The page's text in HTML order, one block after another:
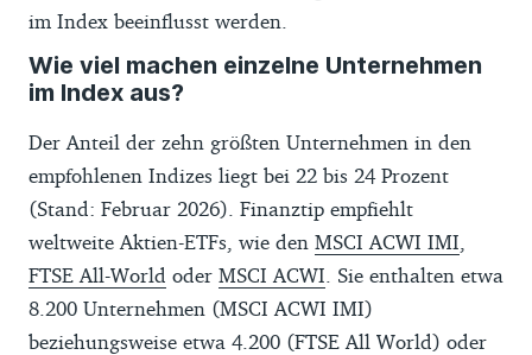
im Index beeinflusst werden.
Wie viel machen einzelne Unternehmen
im Index aus?
Der Anteil der zehn größten Unternehmen in den
empfohlenen Indizes liegt bei 22 bis 24 Prozent
(Stand: Februar 2026). Finanztip empfiehlt
weltweite Aktien-ETFs, wie den MSCI ACWI IMI
FTSE All-World oder MSCI ACWI . Sie enthalten etwa
8.200 Unternehmen (MSCI ACWI IMI)
beziehungsweise etwa 4.200 (FTSE All World) oder